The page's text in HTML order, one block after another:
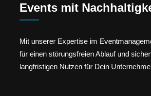
Events mit
Mit unserer Expertise im
für einen störungsfreien Ablauf und
langfristigen Nutzen für Dein